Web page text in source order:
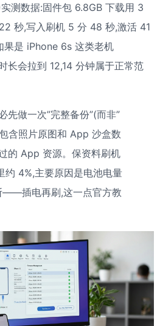
测数据:固件包 6.8GB 下载用 3
秒,写入刷机 5 分 48 秒,激活 41
是 iPhone 6s 这类老机
长会拉到 12,14 分钟属于正常范
先做一次”完整备份”(而非”
含照片原图和 App 沙盒数
的 App 资源。保资料刷机
约 4%,主要原因是电池电量
——插电再刷,这一点官方教